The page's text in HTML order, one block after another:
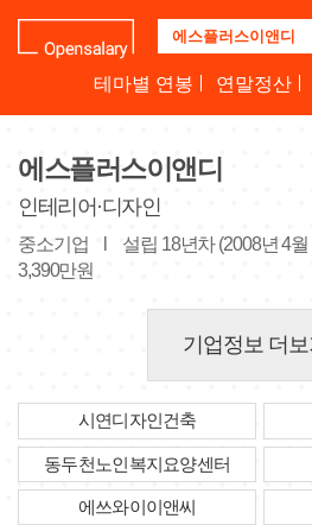
업
명
하
세
요
테마별 연봉 연말정산
에스플러스이앤디
인테리어·디자인
중소기업 설립 18년차 (2008년 4월
3,390만원
기업정보 더보
시연디자인건축
동두천노인복지요양센터
에쓰와이이앤씨